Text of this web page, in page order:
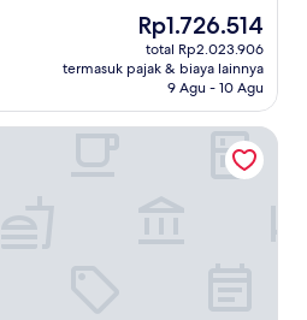
Harga
sekarang
Rp1.726.514
Rp1.726.514
total Rp2.023.906
termasuk pajak & biaya lainnya
9 Agu - 10 Agu